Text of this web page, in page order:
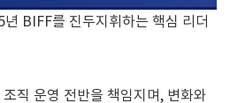
BIFF를 진두지휘하는 핵심 리더
직 운영 전반을 책임지며, 변화와